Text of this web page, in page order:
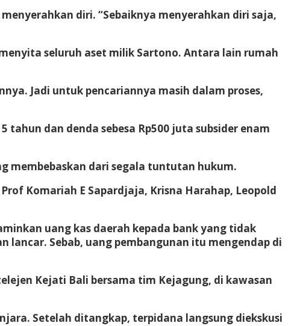
diri. “Sebaiknya menyerahkan diri saja,
seluruh aset milik Sartono. Antara lain rumah
Jadi untuk pencariannya masih dalam proses,
dan denda sebesa Rp500 juta subsider enam
membebaskan dari segala tuntutan hukum.
Komariah E Sapardjaja, Krisna Harahap, Leopold
uang kas daerah kepada bank yang tidak
lancar. Sebab, uang pembangunan itu mengendap di
Kejati Bali bersama tim Kejagung, di kawasan
Setelah ditangkap, terpidana langsung diekskusi